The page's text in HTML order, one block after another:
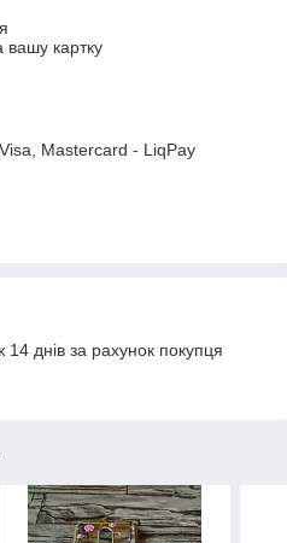
вашу картку
Mastercard - LiqPay
днів за рахунок покупця